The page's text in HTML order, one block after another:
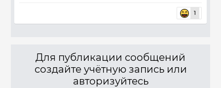
1
Для публикации сообщений
создайте учётную запись или
авторизуйтесь